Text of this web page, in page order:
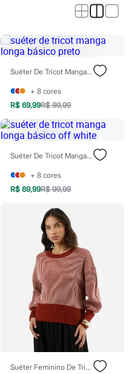
Suéter De Tricot Manga Longa Básico Preto
+ 8 cores
R$ 69,99R$ 99,99
Suéter De Tricot Manga Longa Básico Off White
+ 8 cores
R$ 69,99R$ 99,99
Suéter Feminino De Tricot Manga Bufante Listrado Vinho